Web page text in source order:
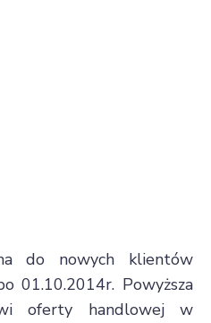
do nowych klientów
01.10.2014r. Powyższa
oferty handlowej w